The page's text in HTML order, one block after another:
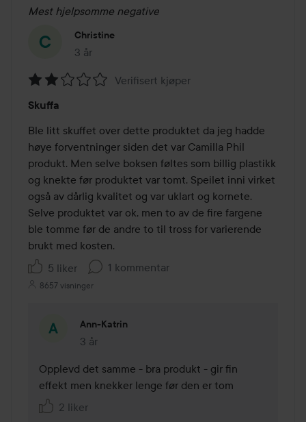
Mest hjelpsomme negative
Christine
3 år
Innlegget ble opprettet 3 år
2
av
5
Verifisert kjøper
Skuffa
Ble litt skuffet over dette produktet da jeg hadde
høye forventninger siden det var Camilla Phil
produkt. Men selve boksen føltes som billig plastikk
og knekte før produktet var tomt. Speilet inni virket
også av dårlig kvalitet og var uklart og kornete.
Selve produktet var ok, men to av de fire fargene
ble tomme før de andre to til tross for varierende
brukt med kosten.
5 liker
1 kommentar
8657 visninger
Ann-Katrin
3 år
Kommentaren lades 3 år
Opplevd det samme - bra produkt - gir fin
effekt men knekker lenge før den er tom
2 liker